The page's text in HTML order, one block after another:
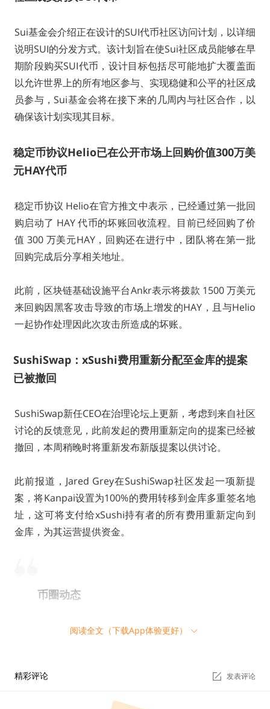
Sui基金会介绍正在设计的SUI代币社区访问计划，以详细
说明SUI的分发方式。该计划旨在使Sui社区成员能够在早
期阶段购买SUI代币，设计目标包括尽可能地扩大覆盖面
以允许世界上的所有地区参与、实现稳健和公平的社区成
员参与，Sui基金会将在接下来的几周内与社区合作，以
确保该计划实现其目标。
稳定币协议Helio已在公开市场上回购价值300万美
元HAY代币
稳定币协议 Helio在官方推文中表示，已经通过第一批回
购启动了 HAY 代币的坏账回收流程。目前已经回购了价
值 300 万美元HAY，回购还在进行中，团队将在第一批
回购完成后分享相关地址。
此前，区块链基础设施平台Ankr表示将拨款 1500 万美元
来回购因黑客攻击导致的市场上增发的HAY，且与Helio
一起协作处理因此次攻击所造成的坏账。
SushiSwap：xSushi费用重新分配至金库的提案
已被撤回
SushiSwap新任CEO在治理论坛上更新，考虑到来自社区
讨论的反馈意见，此前发起的费用重新定向的提案已经被
撤回，本周稍晚时将重新发布新版提案以供讨论。
此前报道，Jared Grey在SushiSwap社区发起一项新提
案，将Kanpai设置为100%的费用转移到金库多重签名地
址，这可将支付给xSushi持有者的所有费用重新定向到
金库，为其运营提供资金。
币圈动态
美众议院金融服务委员会主席不打算传唤SBF，希
据CNBC消息，众议院金融服务委员会主席Maxine Wate
rs表示，不打算传唤FTX前首席执行官Sam Bankman-Fri
阅读全文（下载App体验更好）
精彩评论 发表评论